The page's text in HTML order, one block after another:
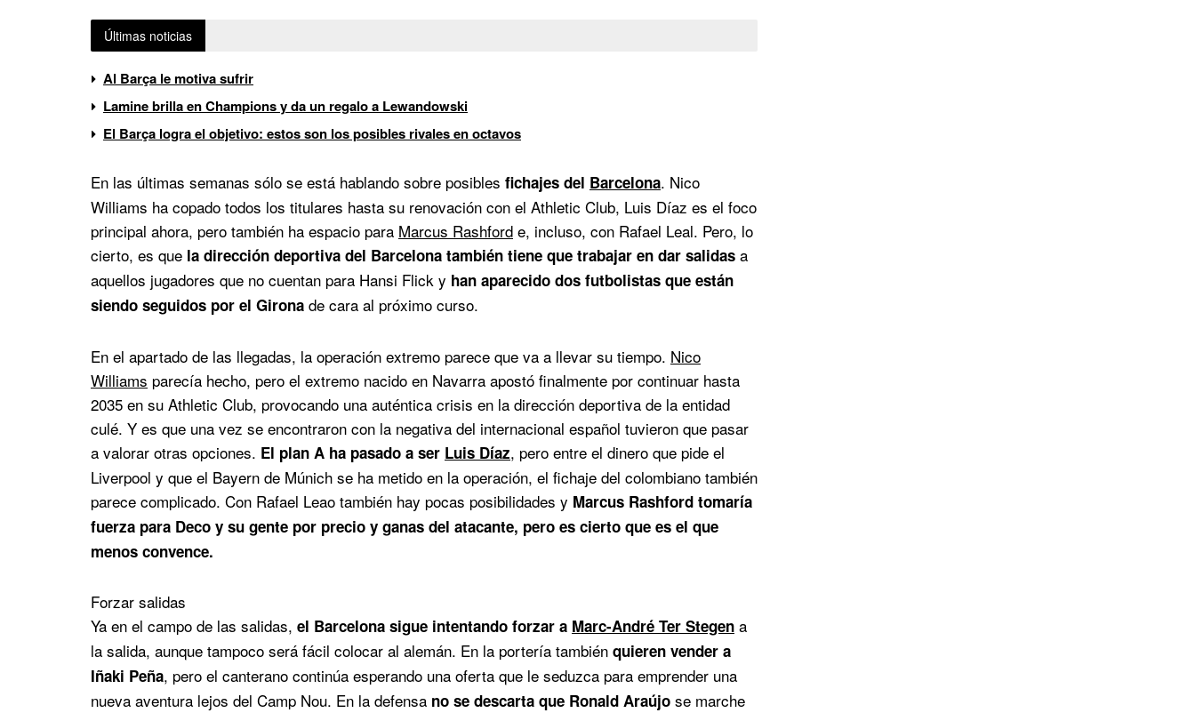
Últimas noticias
Al Barça le motiva sufrir
Lamine brilla en Champions y da un regalo a Lewandowski
El Barça logra el objetivo: estos son los posibles rivales en octavos
En las últimas semanas sólo se está hablando sobre posibles fichajes del Barcelona. Nico
Williams ha copado todos los titulares hasta su renovación con el Athletic Club, Luis Díaz es el foco
principal ahora, pero también ha espacio para Marcus Rashford e, incluso, con Rafael Leal. Pero, lo
cierto, es que la dirección deportiva del Barcelona también tiene que trabajar en dar salidas a
aquellos jugadores que no cuentan para Hansi Flick y han aparecido dos futbolistas que están
siendo seguidos por el Girona de cara al próximo curso.
En el apartado de las llegadas, la operación extremo parece que va a llevar su tiempo. Nico
Williams parecía hecho, pero el extremo nacido en Navarra apostó finalmente por continuar hasta
2035 en su Athletic Club, provocando una auténtica crisis en la dirección deportiva de la entidad
culé. Y es que una vez se encontraron con la negativa del internacional español tuvieron que pasar
a valorar otras opciones. El plan A ha pasado a ser Luis Díaz, pero entre el dinero que pide el
Liverpool y que el Bayern de Múnich se ha metido en la operación, el fichaje del colombiano también
parece complicado. Con Rafael Leao también hay pocas posibilidades y Marcus Rashford tomaría
fuerza para Deco y su gente por precio y ganas del atacante, pero es cierto que es el que
menos convence.
Forzar salidas
Ya en el campo de las salidas, el Barcelona sigue intentando forzar a Marc-André Ter Stegen a
la salida, aunque tampoco será fácil colocar al alemán. En la portería también quieren vender a
Iñaki Peña, pero el canterano continúa esperando una oferta que le seduzca para emprender una
nueva aventura lejos del Camp Nou. En la defensa no se descarta que Ronald Araújo se marche